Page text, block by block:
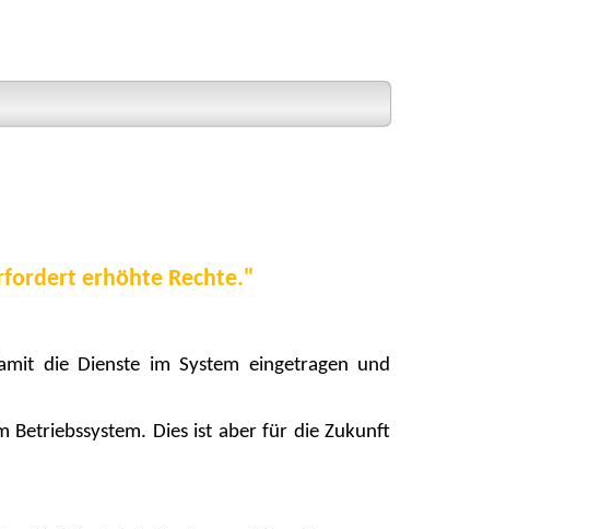
erhöhte Rechte."
die Dienste im System eingetragen und
Betriebssystem. Dies ist aber für die Zukunft